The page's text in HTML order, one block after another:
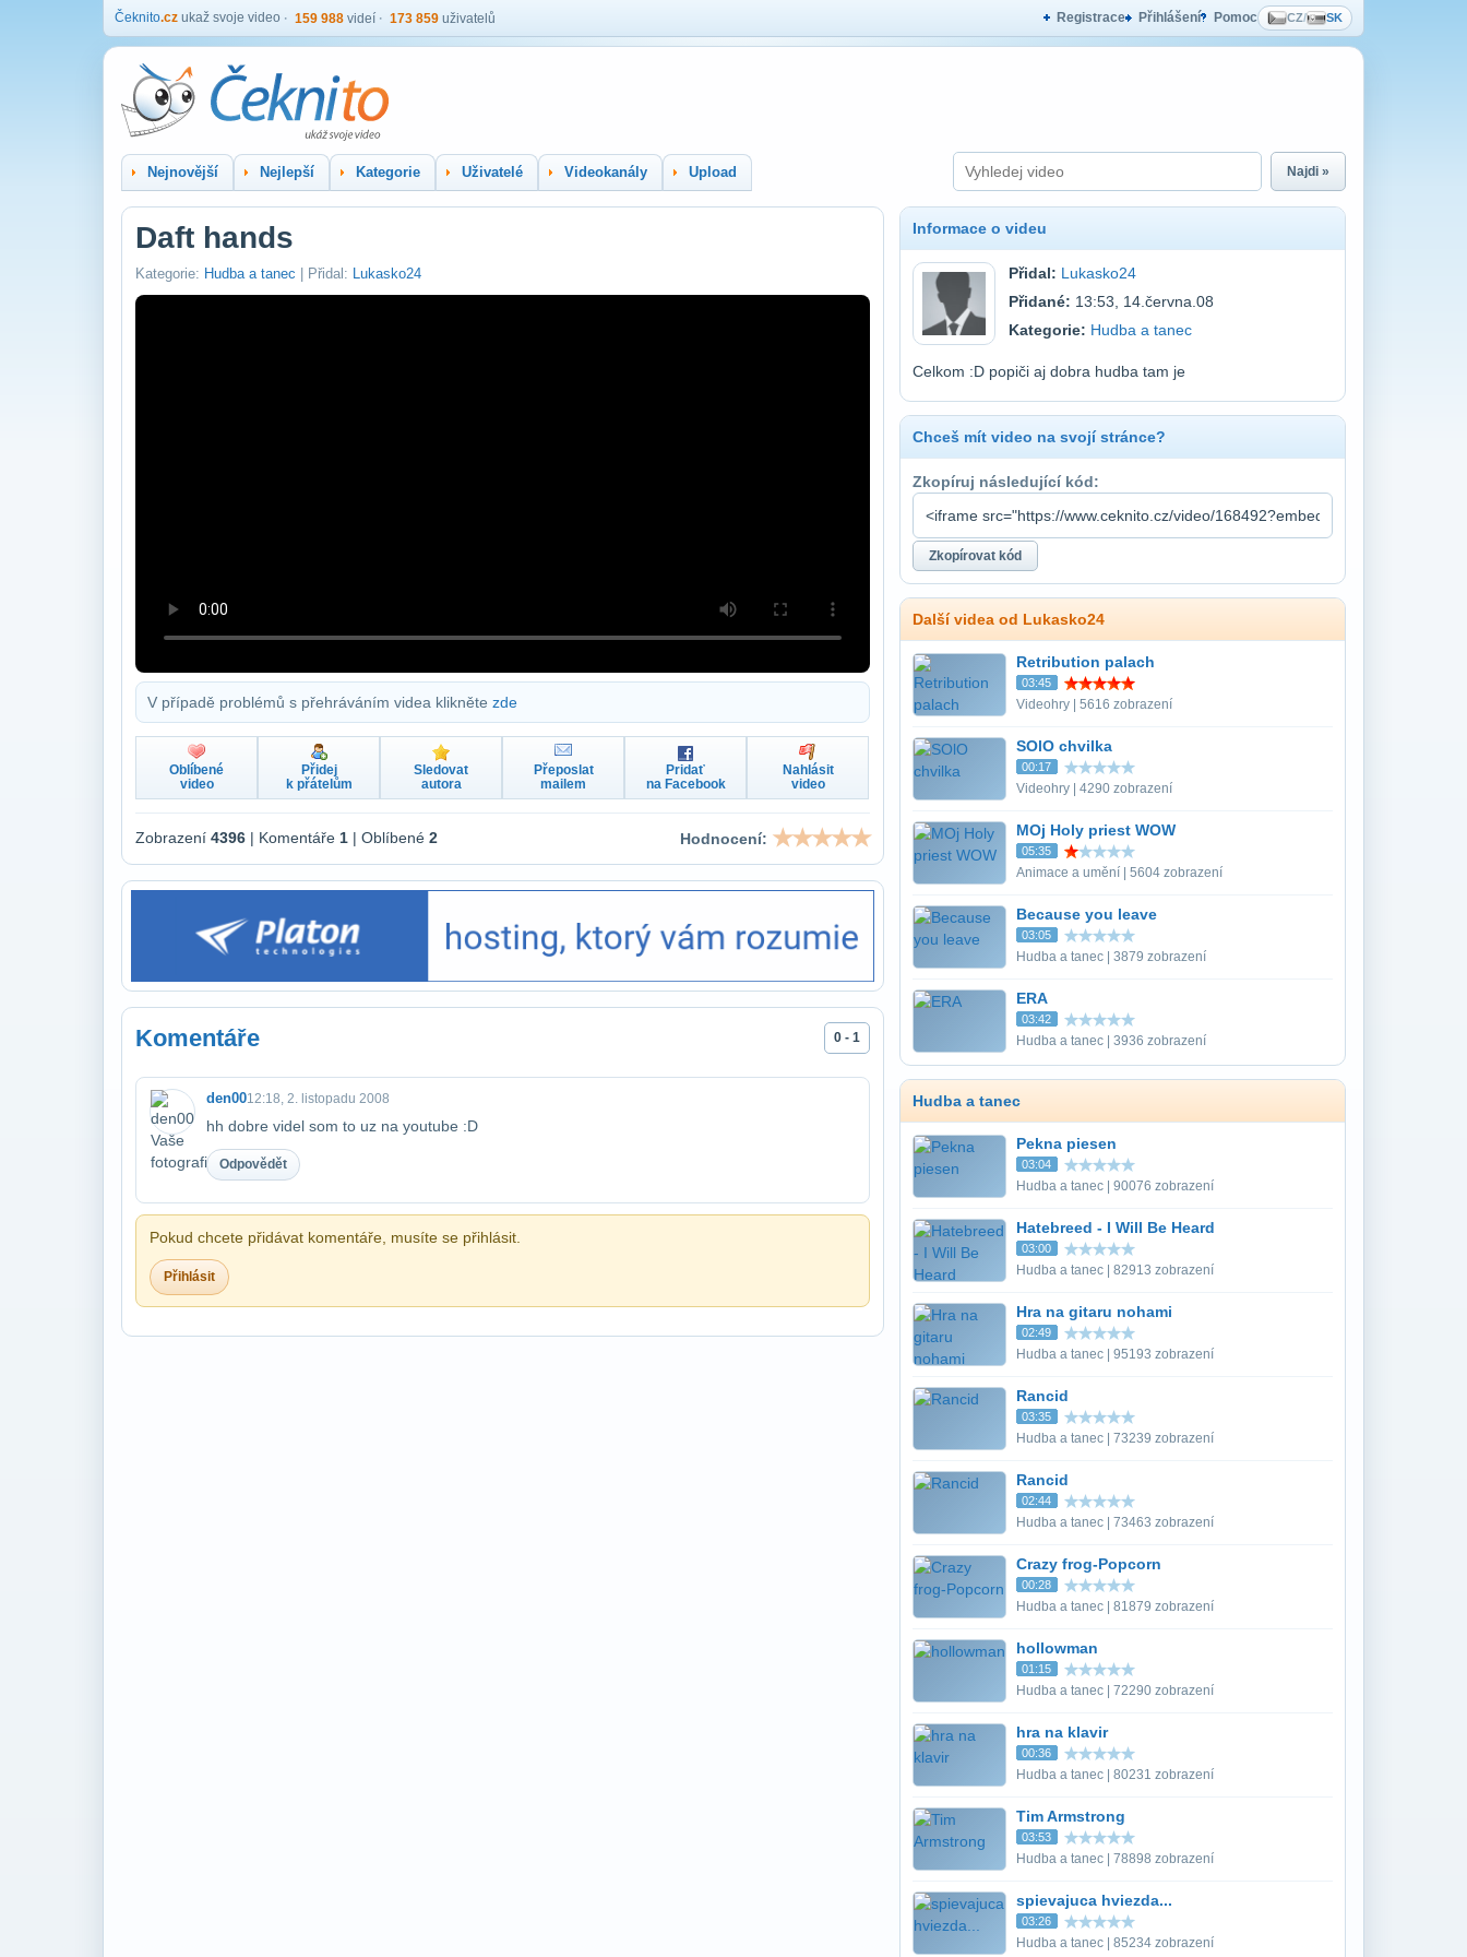
Čeknito.cz ukaž svoje video 159 988 videí 173 859 uživatelů Registrace Přihlášení Pomoc CZ/ SK
Nejnovější Nejlepší Kategorie Uživatelé Videokanály Upload Najdi »
Daft hands
Kategorie: Hudba a tanec | Přidal: Lukasko24
V případě problémů s přehráváním videa klikněte zde
Oblíbené
video
Přidej
k přátelům
Sledovat
autora
Přeposlat
mailem
Pridať
na Facebook
Nahlásit
video
Zobrazení 4396 | Komentáře 1 | Oblíbené 2 Hodnocení:
Komentáře 0 - 1
den0012:18, 2. listopadu 2008
hh dobre videl som to uz na youtube :D
Odpovědět
Pokud chcete přidávat komentáře, musíte se přihlásit.
Přihlásit
Informace o videu
Přidal: Lukasko24
Přidané: 13:53, 14.června.08
Kategorie: Hudba a tanec
Celkom :D popiči aj dobra hudba tam je
Chceš mít video na svojí stránce?
Zkopíruj následující kód:
Další videa od Lukasko24
Retribution palach
03:45
Videohry | 5616 zobrazení
SOlO chvilka
00:17
Videohry | 4290 zobrazení
MOj Holy priest WOW
05:35
Animace a umění | 5604 zobrazení
Because you leave
03:05
Hudba a tanec | 3879 zobrazení
ERA
03:42
Hudba a tanec | 3936 zobrazení
Hudba a tanec
Pekna piesen
03:04
Hudba a tanec | 90076 zobrazení
Hatebreed - I Will Be Heard
03:00
Hudba a tanec | 82913 zobrazení
Hra na gitaru nohami
02:49
Hudba a tanec | 95193 zobrazení
Rancid
03:35
Hudba a tanec | 73239 zobrazení
Rancid
02:44
Hudba a tanec | 73463 zobrazení
Crazy frog-Popcorn
00:28
Hudba a tanec | 81879 zobrazení
hollowman
01:15
Hudba a tanec | 72290 zobrazení
hra na klavir
00:36
Hudba a tanec | 80231 zobrazení
Tim Armstrong
03:53
Hudba a tanec | 78898 zobrazení
spievajuca hviezda...
03:26
Hudba a tanec | 85234 zobrazení